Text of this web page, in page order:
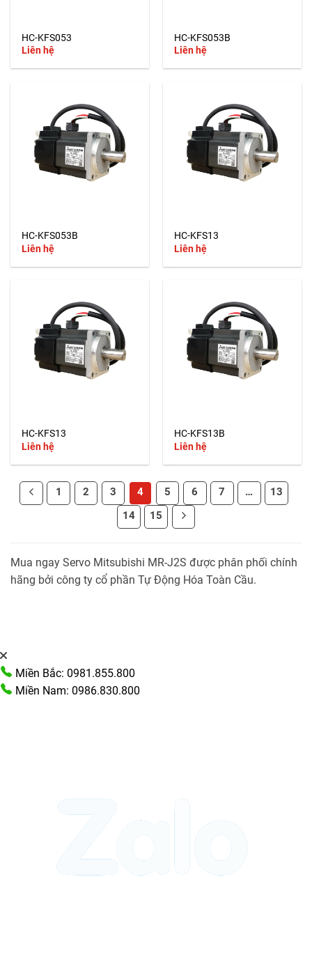
HC-KFS053
Liên hệ
HC-KFS053B
Liên hệ
HC-KFS053B
Liên hệ
HC-KFS13
Liên hệ
HC-KFS13
Liên hệ
HC-KFS13B
Liên hệ
1 2 3 4 5 6 7 …
13
14
15
Mua ngay Servo Mitsubishi MR-J2S được phân phối chính
hãng bởi công ty cổ phần Tự Động Hóa Toàn Cầu.
Miền Bắc: 0981.855.800
Miền Nam: 0986.830.800